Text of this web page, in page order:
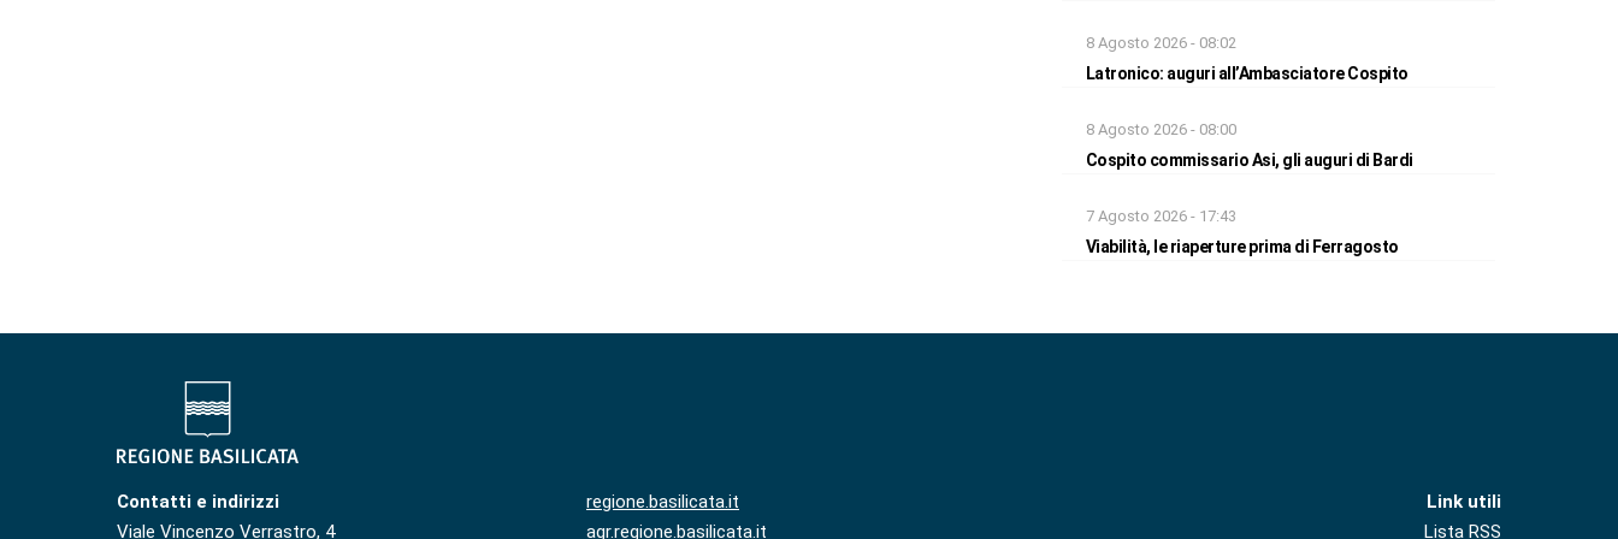
8 Agosto 2026 - 08:02
Latronico: auguri all’Ambasciatore Cospito
8 Agosto 2026 - 08:00
Cospito commissario Asi, gli auguri di Bardi
7 Agosto 2026 - 17:43
Viabilità, le riaperture prima di Ferragosto
Contatti e indirizzi
Viale Vincenzo Verrastro, 4
regione.basilicata.it
agr.regione.basilicata.it
Link utili
Lista RSS